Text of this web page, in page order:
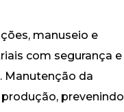
manuseio e
com segurança e
Manutenção da
prevenindo